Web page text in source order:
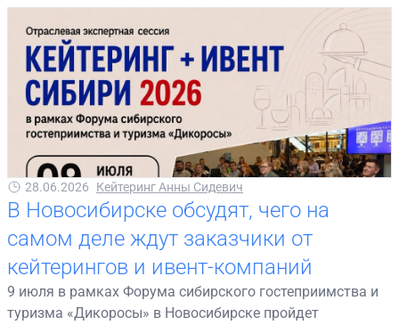
28.06.2026 Кейтеринг Анны Сидевич
В Новосибирске обсудят, чего на
самом деле ждут заказчики от
кейтерингов и ивент-компаний
9 июля в рамках Форума сибирского гостеприимства и
туризма «Дикоросы» в Новосибирске пройдет